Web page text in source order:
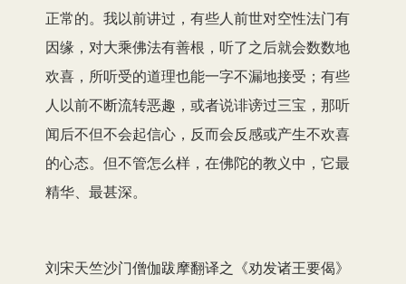
正常的。我以前讲过，有些人前世对空性法门有
因缘，对大乘佛法有善根，听了之后就会数数地
欢喜，所听受的道理也能一字不漏地接受；有些
人以前不断流转恶趣，或者说诽谤过三宝，那听
闻后不但不会起信心，反而会反感或产生不欢喜
的心态。但不管怎么样，在佛陀的教义中，它最
精华、最甚深。
刘宋天竺沙门僧伽跋摩翻译之《劝发诸王要偈》